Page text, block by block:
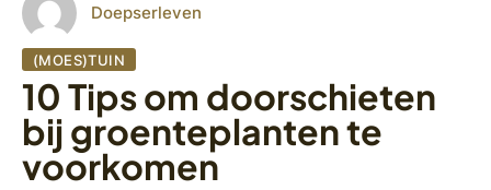
Doepserleven
(MOES)TUIN
10 Tips om doorschieten
bij groenteplanten te
voorkomen